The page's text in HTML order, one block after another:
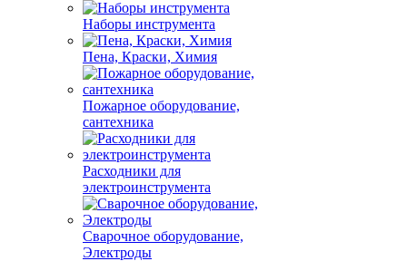
Наборы инструмента
Пена, Краски, Химия
Пожарное оборудование,
сантехника
Расходники для
электроинструмента
Сварочное оборудование,
Электроды